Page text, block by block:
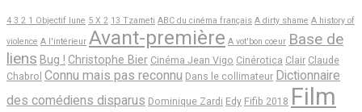
4 3 2 1 Objectif lune 5 X 2 13 Tzameti ABC du cinéma français A dirty shame A history of
violence A l'intérieur Avant-première A vot'bon coeur Base de
liens Bug ! Christophe Bier Cinéma Jean Vigo Cinérotica Clair Claude
Chabrol Connu mais pas reconnu Dans le collimateur Dictionnaire
des comédiens disparus Dominique Zardi Edy Fifib 2018 Film